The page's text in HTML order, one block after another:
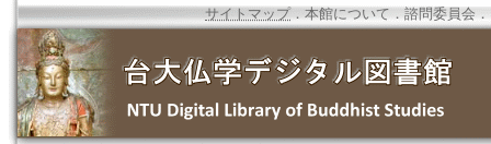
サイトマップ．本館について ． 諮問委員会 ．